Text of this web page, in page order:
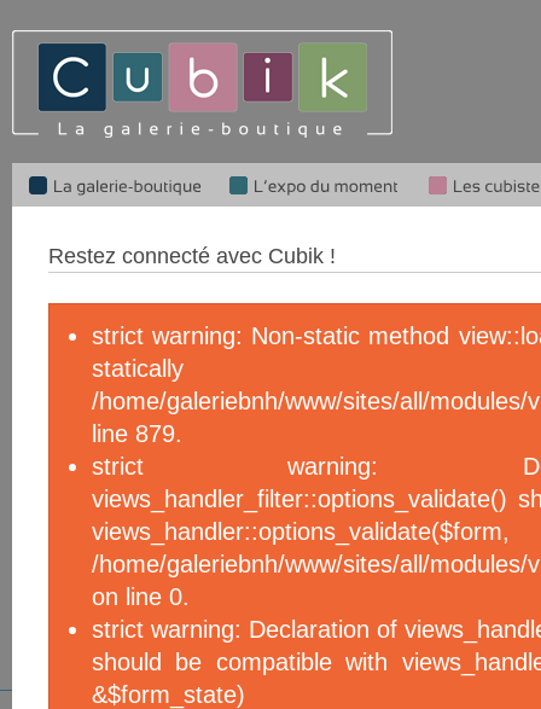
Restez connecté avec Cubik !
strict warning: Non-static method
/home/galeriebnh/www/sites/all/
line 879.
strict warning:
views_handler_filter::options_validate()
/home/galeriebnh/www/sites/all/modules/
on line 0.
strict warning: Declaration of
should be compatible with